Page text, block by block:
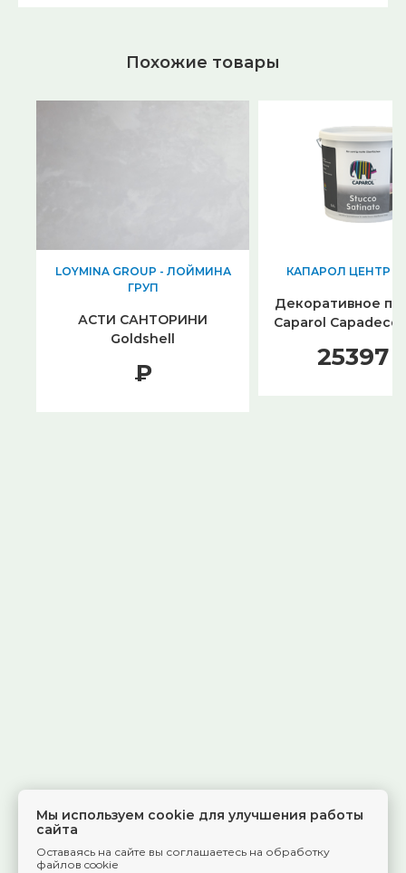
Похожие товары
LOYMINA GROUP - ЛОЙМИНА
ГРУП
АСТИ САНТОРИНИ
Goldshell
₽
КАПАРОЛ ЦЕНТР
Декоративное
Caparol
25397
Мы используем cookie для улучшения работы
сайта
Оставаясь на сайте вы соглашаетесь на обработку
файлов cookie